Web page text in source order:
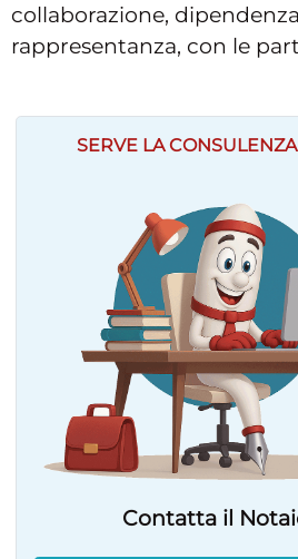
collaborazione,
rappresentanza, con le
SERVE LA
Contatta il